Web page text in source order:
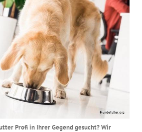
Profi in Ihrer Gegend gesucht? Wir